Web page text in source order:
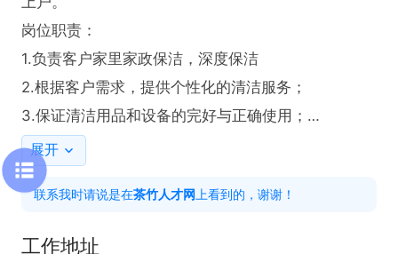
岗位职责：
1.负责客户家里家政保洁，深度保洁
2.根据客户需求，提供个性化的清洁服务；
3.保证清洁用品和设备的完好与正确使用；
4.与客户保持良好的沟通，确保服务质量和客户满意
度。
任职要求：
展开
联系我时请说是在茶竹人才网 上看到的，谢谢！
工作地址